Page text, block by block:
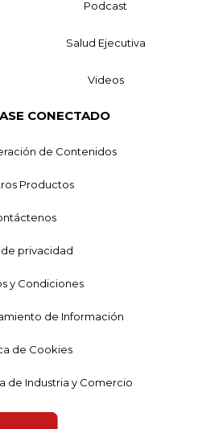
Podcast
Salud Ejecutiva
Videos
CONECTADO
de Contenidos
Productos
de privacidad
y Condiciones
de Información
de Cookies
de Industria y Comercio